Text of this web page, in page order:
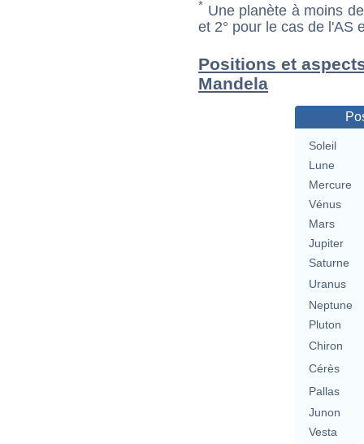
* Une planète à moins
et 2° pour le cas de l'AS
Positions et
Mandela
Soleil
Lune
Mercure
Vénus
Mars
Jupiter
Saturne
Uranus
Neptune
Pluton
Chiron
Cérès
Pallas
Junon
Vesta